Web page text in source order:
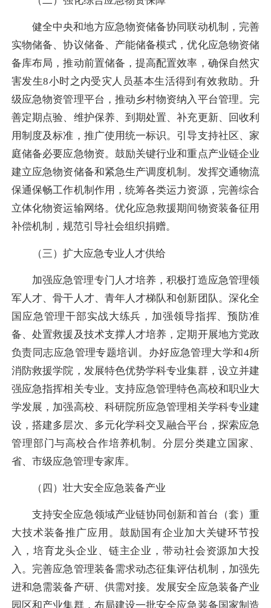
健全中央和地方应急物资储备协同联动机制，完善
实物储备、协议储备、产能储备模式，优化应急物资储
备库布局，推动前置储备，提高配置效率，确保自然灾
害发生8小时之内受灾人员基本生活得到有效救助。升
级应急物资管理平台，推动乡村物资纳入平台管理。完
善定期点验、维护保养、到期处置、补充更新、回收利
用制度及标准，推广使用统一标识。引导支持社区、家
庭储备必要应急物资。鼓励关键行业和重点产业链企业
建立应急物资储备和紧急生产调度机制。发挥交通物流
保通保畅工作机制作用，统筹各类运力资源，完善综合
立体化物资运输网络。优化应急救援期间物资装备征用
补偿机制，规范引导社会组织捐赠。
（三）扩大应急专业人才供给
加强应急管理专门人才培养，积极打造应急管理领
军人才、骨干人才、青年人才梯队和创新团队。深化全
国应急管理干部实战大练兵，加强领导指挥、预防准
备、处置救援及技术支撑人才培养，定期开展地方党政
负责同志应急管理专题培训。办好应急管理大学和4所
消防救援学院，发展特色优势学科专业集群，设立并建
强应急指挥相关专业。支持应急管理特色高校和职业大
学发展，加强高校、科研院所应急管理相关学科专业建
设，搭建多层次、多元化学科交叉融合平台，探索应急
管理部门与高校合作培养机制。分层分类建立国家、
省、市级应急管理专家库。
（四）壮大安全应急装备产业
支持安全应急领域产业链协同创新和首台（套）重
大技术装备推广应用。鼓励国有企业加大关键环节投
入，培育龙头企业、链主企业，带动社会资源加大投
入。完善应急管理装备需求动态征集评估机制，加强先
进和急需装备产研、供需对接。发展安全应急装备产业
园区和产业集群，布局建设一批安全应急装备国家制造